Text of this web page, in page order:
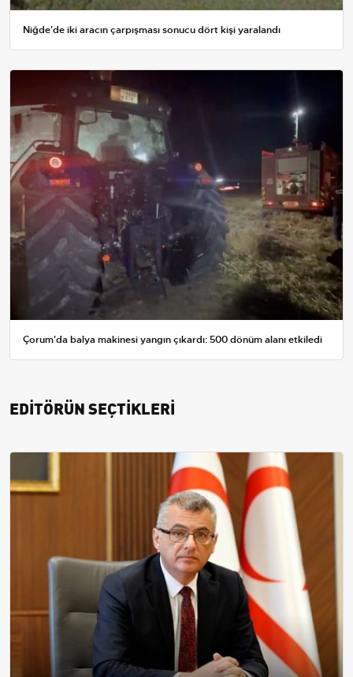
Niğde'de iki aracın çarpışması sonucu dört kişi yaralandı
Çorum'da balya makinesi yangın çıkardı: 500 dönüm alanı etkiledi
EDİTÖRÜN SEÇTİKLERİ